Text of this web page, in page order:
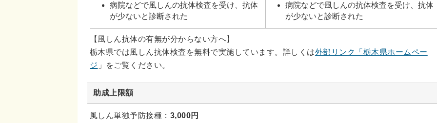
病院などで風しんの抗体検査を受け、抗体
が少ないと診断された
病院などで風しんの抗体検査を受け、抗体
が少ないと診断された
【風しん抗体の有無が分からない方へ】
栃木県では風しん抗体検査を無料で実施しています。詳しくは外部リンク「栃木県ホームペー
ジ 」をご覧ください。
助成上限額
風しん単独予防接種： 3,000円